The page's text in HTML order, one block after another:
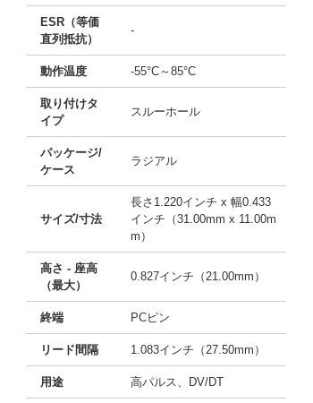
ESR（等価
直列抵抗）
-
動作温度 -55°C～85°C
取り付けタ
イプ
スルーホール
パッケージ/
ケース
ラジアル
サイズ/寸法
長さ1.220インチ x 幅0.433
インチ（31.00mm x 11.00m
m）
高さ - 座高
（最大）
0.827インチ（21.00mm）
終端 PCピン
リード間隔 1.083インチ（27.50mm）
用途 高パルス、DV/DT